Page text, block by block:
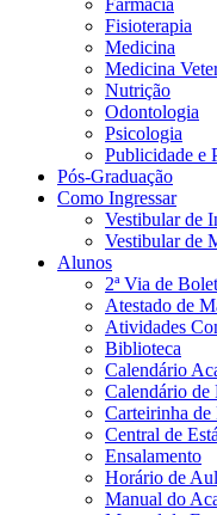
Fisioterapia
Medicina
Medicina
Nutrição
Odontologia
Psicologia
Publicidade e
Pós-Graduação
Como Ingressar
Vestibular de
Vestibular de
Alunos
2ª Via de
Atestado de
Atividades
Biblioteca
Calendário
Calendário de
Carteirinha de
Central de
Ensalamento
Horário de
Manual do